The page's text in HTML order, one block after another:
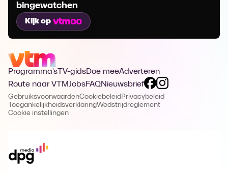
bingewatchen
Kijk op
Programma's TV-gidsDoe meeAdverteren
Route naar VTMJobsFAQNieuwsbrief
GebruiksvoorwaardenCookiebeleid Privacybeleid
ToegankelijkheidsverklaringWedstrijdreglement
Cookie instellingen